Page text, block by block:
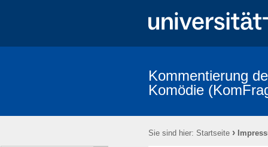
KomFrag-Kolloquium Terminkalender
Kommentierung
Komödie
Sie sind hier: Startseite ›